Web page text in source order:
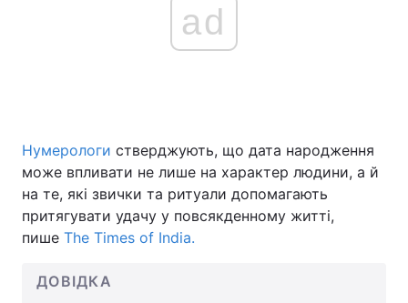
Головна Війна
Україна Політика
Економіка
Спорт
ad
Нумерологи стверджують, що дата народження
може впливати не лише на характер людини, а й
на те, які звички та ритуали допомагають
притягувати удачу у повсякденному житті,
пише The Times of India.
ДОВІДКА